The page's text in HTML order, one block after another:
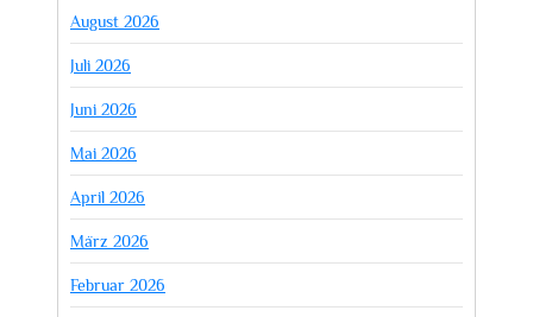
August 2026
Juli 2026
Juni 2026
Mai 2026
April 2026
März 2026
Februar 2026